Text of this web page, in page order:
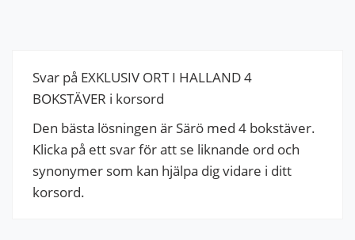
Svar på EXKLUSIV ORT I HALLAND 4
BOKSTÄVER i korsord
Den bästa lösningen är Särö med 4 bokstäver.
Klicka på ett svar för att se liknande ord och
synonymer som kan hjälpa dig vidare i ditt
korsord.